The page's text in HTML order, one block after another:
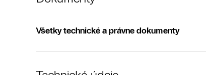
Všetky technické a právne dokumenty